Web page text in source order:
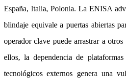
España, Italia, Polonia. La ENISA
blindaje equivale a puertas abiertas
operador clave puede arrastrar a
ellos, la dependencia de
tecnológicos externos genera una